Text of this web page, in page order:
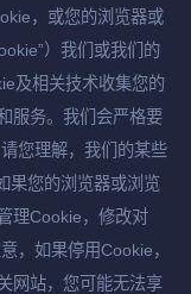
，或您的浏览器或
）我们或我们的
及相关技术收集您的
服务。我们会严格要
您理解，我们的某些
果您的浏览器或浏览
理Cookie，修改对
，如果停用Cookie，
网站，您可能无法享